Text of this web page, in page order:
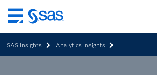
Zurück
zum
Hauptinhalt
SAS Insights Analytics Insights